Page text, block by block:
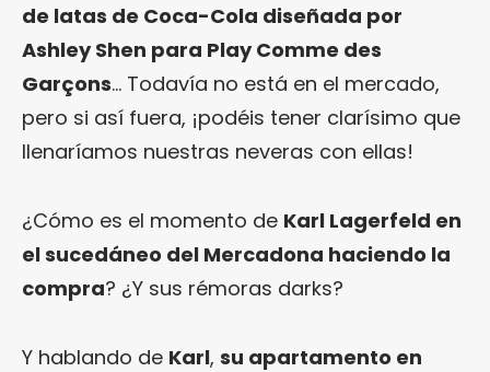
de latas de Coca-Cola diseñada por
Ashley Shen para Play Comme des
Garçons… Todavía no está en el mercado,
pero si así fuera, ¡podéis tener clarísimo que
llenaríamos nuestras neveras con ellas!
¿Cómo es el momento de Karl Lagerfeld en
el sucedáneo del Mercadona haciendo la
compra? ¿Y sus rémoras darks?
Y hablando de Karl, su apartamento en